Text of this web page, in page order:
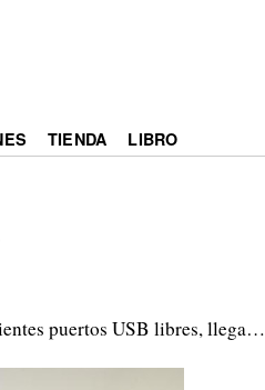
TIENDA LIBRO
puertos USB libres, llega…